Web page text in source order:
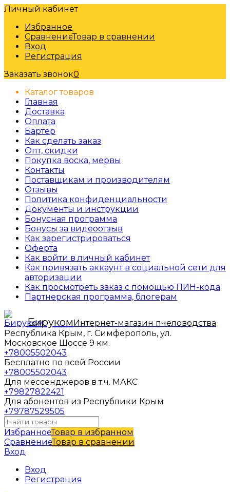
Личный кабинет
Избранное
СравнениеТовар в сравнении
Вход
Регистрация
Заказать звонок0
Каталог товаров
Главная
Доставка
Оплата
Бартер
Как сделать заказ
Опт, скидки
Покупка воска, мервы
Контакты
Поставщикам и производителям
Отзывы
Политика конфиденциальности
Документы и инструкции
Бонусная программа
Бонусы за видеоотзыв
Как зарегистрироваться
Оферта
Как войти в личный кабинет
Как привязать аккаунт в социальной сети для
авторизации
Как просмотреть заказ с помощью ПИН-кода
Партнерская программа, блогерам
БирукомИнтернет-магазин пчеловодства
Республика Крым, г. Симферополь, ул.
Московское Шоссе 9 км.
+78005502043
Бесплатно по всей России
+78005502043
Для мессенджеров в т.ч. МАКС
+79827822421
Для абонентов из Республики Крым
+79787529505
ИзбранноеТовар в избранном
СравнениеТовар в сравнении
Вход
Вход
Регистрация